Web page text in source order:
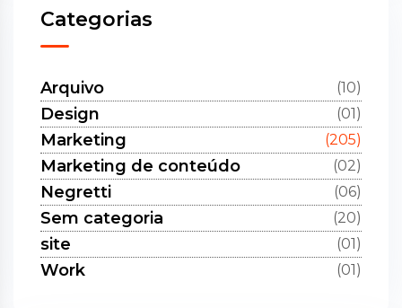
Categorias
Arquivo (10)
Design (01)
Marketing (205)
Marketing de conteúdo (02)
Negretti (06)
Sem categoria (20)
site (01)
Work (01)